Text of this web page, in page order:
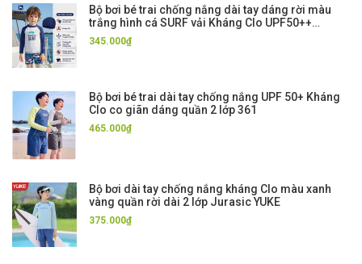
Bộ bơi bé trai chống nắng dài tay dáng rời màu
trắng hình cá SURF vải Kháng Clo UPF50++
Momasong
345.000₫
Bộ bơi bé trai dài tay chống nắng UPF 50+ Kháng
Clo co giãn dáng quần 2 lớp 361
465.000₫
Bộ bơi dài tay chống nắng kháng Clo màu xanh
vàng quần rời dài 2 lớp Jurasic YUKE
375.000₫